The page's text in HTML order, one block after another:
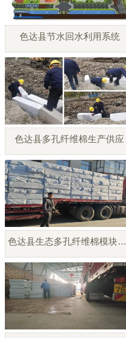
色达县节水回水利用系统
色达县多孔纤维棉生产供应
色达县生态多孔纤维棉模块厂家